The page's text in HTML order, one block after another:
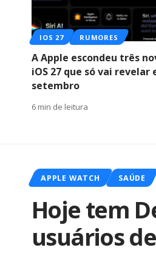
IOS 27 RUMORES
A Apple escondeu três
iOS 27 que só vai revelar
setembro
6 min de leitura
APPLE WATCH SAÚDE
Hoje tem
usuários